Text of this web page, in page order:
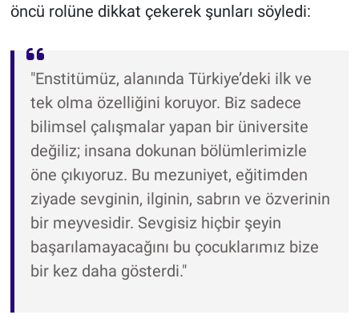
öncü rolüne dikkat çekerek şunları söyledi:
"Enstitümüz, alanında Türkiye’deki ilk ve
tek olma özelliğini koruyor. Biz sadece
bilimsel çalışmalar yapan bir üniversite
değiliz; insana dokunan bölümlerimizle
öne çıkıyoruz. Bu mezuniyet, eğitimden
ziyade sevginin, ilginin, sabrın ve özverinin
bir meyvesidir. Sevgisiz hiçbir şeyin
başarılamayacağını bu çocuklarımız bize
bir kez daha gösterdi."